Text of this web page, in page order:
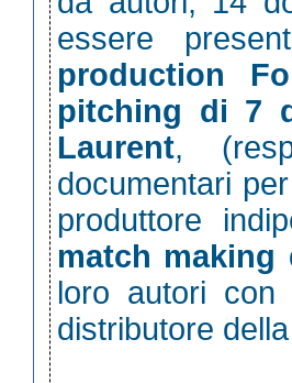
essere
production
pitching di 7
Laurent,
documentari
produttore
match making
loro autori
distributore